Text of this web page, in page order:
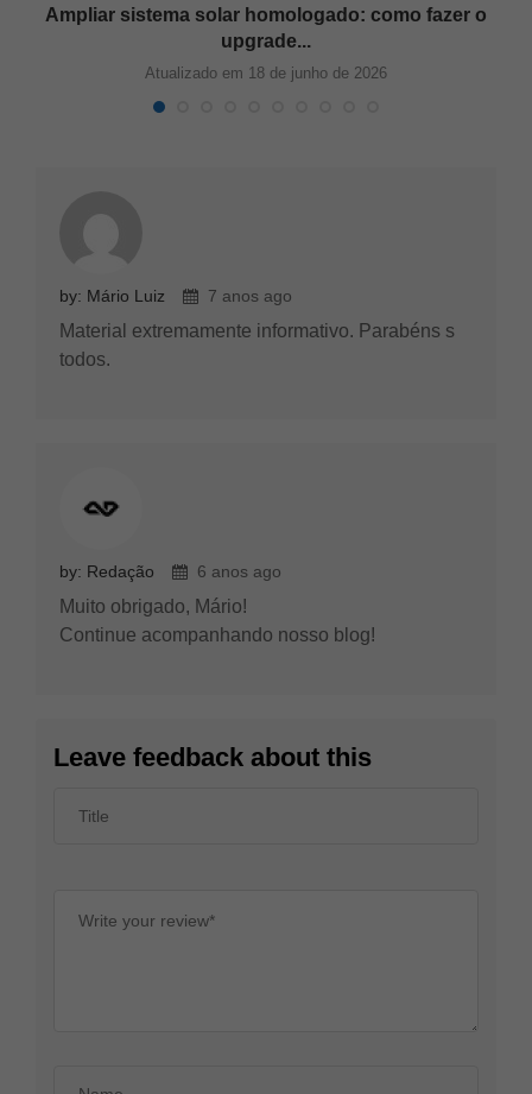
Ampliar sistema solar homologado: como fazer o
upgrade...
Atualizado em 18 de junho de 2026
by: Mário Luiz 7 anos ago
Material extremamente informativo. Parabéns s
todos.
by: Redação 6 anos ago
Muito obrigado, Mário!
Continue acompanhando nosso blog!
Leave feedback about this